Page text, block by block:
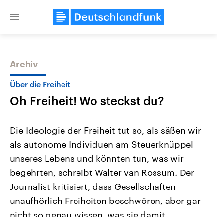
Close
Themen
Landtagswahl Sachsen-Anhalt
2026
Alle Informationen
Sachsen-Anhalt wählt am 6.
September 2026 einen neuen
Bundesland von einer Koalition aus
USA
Aktuelle Beiträge,
Hintergründe
Wirtschaftlich und
gehören die Vereinigten
den mächtigsten Ländern
mit großem Einfluss auf
Archiv
Über die Freiheit
Oh Freiheit! Wo steckst du?
Die Ideologie der Freiheit tut so, als säßen wir
als autonome Individuen am Steuerknüppel
unseres Lebens und könnten tun, was wir
begehrten, schreibt Walter van Rossum. Der
Journalist kritisiert, dass Gesellschaften
unaufhörlich Freiheiten beschwören, aber gar
nicht so genau wissen, was sie damit